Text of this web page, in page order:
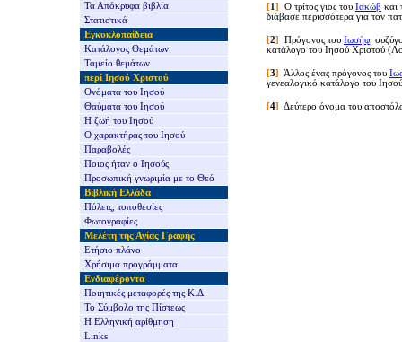
Τα Απόκρυφα βιβλία
Στατιστικά
Εγκυκλοπαίδεια
Κατάλογος Θεμάτων
Ταμείο θεμάτων
περί Ιησού Χριστού
Ονόματα του Ιησού
Θαύματα του Ιησού
Η ζωή του Ιησού
Ο χαρακτήρας του Ιησού
Παραβολές
Ποιος ήταν ο Ιησούς
Προσωπική γνωριμία με το Θεό
Βιβλική Ελλάδα
Πόλεις, τοποθεσίες
Φωτογραφίες
Μελέτη της Αγίας Γραφής
Ετήσιο πλάνο
Χρήσιμα προγράμματα
Ενδιαφέροντα
Ποιητικές μεταφορές της Κ.Δ.
Το Σύμβολο της Πίστεως
Η Ελληνική αρίθμηση
Links
[1 ] Ο τρίτος γιος του Ιακώβ και
διάβασε περισσότερα για τον
[2] Πρόγονος του Ιωσήφ ,
κατάλογο του Ιησού Χριστού
[3] Άλλος ένας πρόγονος του
γενεαλογικό κατάλογο του
[4] Δεύτερο όνομα του